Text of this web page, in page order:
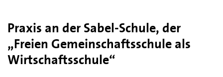
Praxis an der Sabel-Schule, der
„Freien Gemeinschaftsschule als
Wirtschaftsschule“